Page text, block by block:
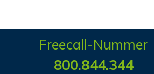
Freecall-Nummer
800.844.344